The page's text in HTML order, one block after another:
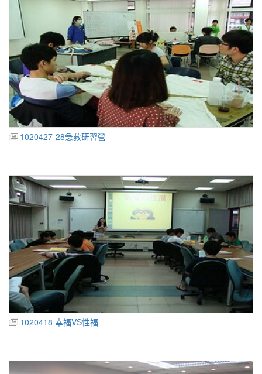
1020427-28急救研習營
1020418 幸福VS性福